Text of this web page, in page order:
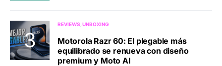
REVIEWS UNBOXING
Motorola Razr 60: El plegable más
equilibrado se renueva con diseño
premium y Moto AI